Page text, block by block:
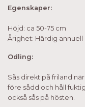
Egenskaper:
Höjd: ca 50-75 cm
Årighet: Härdig annuell
Odling:
Sås direkt på friland
före sådd och håll
också sås på hösten.